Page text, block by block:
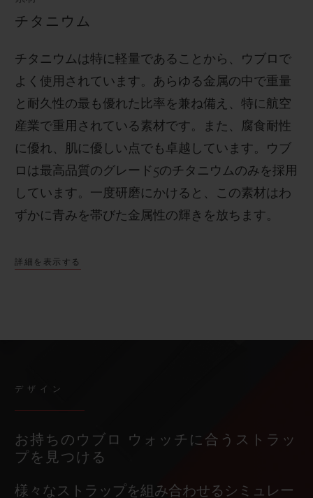
チタニウム
チタニウムは特に軽量であることから、ウブロで
よく使用されています。あらゆる金属の中で重量
と耐久性の最も優れた比率を兼ね備え、特に航空
産業で重用されている素材です。また、腐食耐性
に優れ、肌に優しい点でも卓越しています。ウブ
ロは最高品質のグレード 5のチタニウムのみを採用
しています。一度研磨にかけると、この素材はわ
ずかに青みを帯びた金属性の輝きを放ちます。
詳細を表示する
デザイン
お持ちのウブロ ウォッチに合うストラッ
プを見つける
様々なストラップを組み合わせるシミュレー